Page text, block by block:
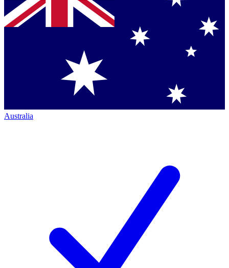
Australia